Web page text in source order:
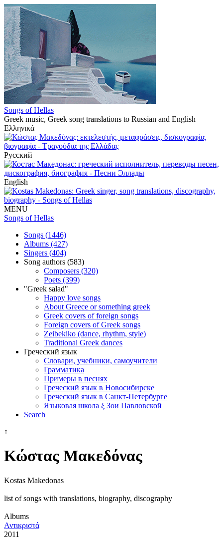
Songs of Hellas
Greek music, Greek song translations to Russian and English
Ελληνικά
Русский
English
MENU
Songs of Hellas
Songs (1446)
Albums (427)
Singers (404)
Song authors (583)
Composers (320)
Poets (399)
"Greek salad"
Happy love songs
About Greece or something greek
Greek covers of foreign songs
Foreign covers of Greek songs
Zeibekiko (dance, rhythm, style)
Traditional Greek dances
Греческий язык
Словари, учебники, самоучители
Грамматика
Примеры в песнях
Греческий язык в Новосибирске
Греческий язык в Санкт-Петербурге
Языковая школа ξ Зои Павловской
Search
↑
Κώστας Μακεδόνας
Kostas Makedonas
list of songs with translations, biography, discography
Αlbums
Αντικριστά
2011